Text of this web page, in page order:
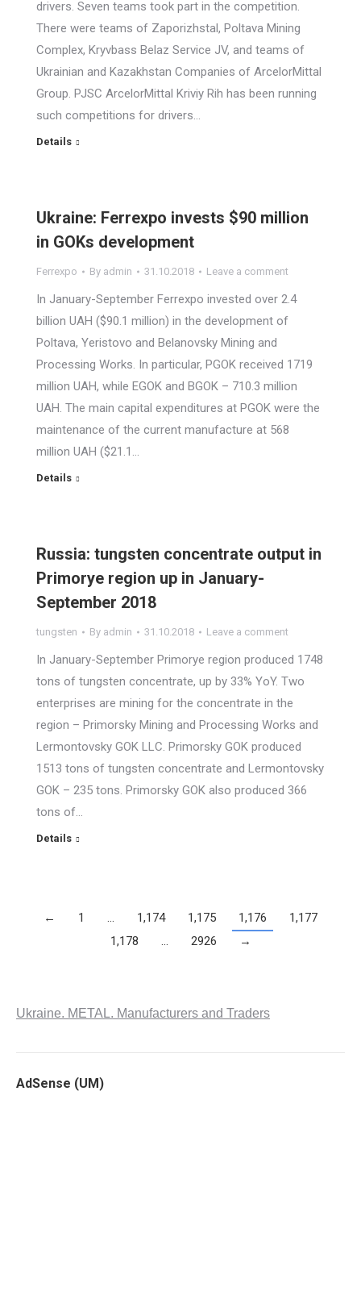
drivers. Seven teams took part in the competition.
There were teams of Zaporizhstal, Poltava Mining
Complex, Kryvbass Belaz Service JV, and teams of
Ukrainian and Kazakhstan Companies of ArcelorMittal
Group. PJSC ArcelorMittal Kriviy Rih has been running
such competitions for drivers…
Details
Ukraine: Ferrexpo invests $90 million
in GOKs development
Ferrexpo By admin 31.10.2018 Leave a comment
In January-September Ferrexpo invested over 2.4
billion UAH ($90.1 million) in the development of
Poltava, Yeristovo and Belanovsky Mining and
Processing Works. In particular, PGOK received 1719
million UAH, while EGOK and BGOK – 710.3 million
UAH. The main capital expenditures at PGOK were the
maintenance of the current manufacture at 568
million UAH ($21.1…
Details
Russia: tungsten concentrate output in
Primorye region up in January-
September 2018
tungsten By admin 31.10.2018 Leave a comment
In January-September Primorye region produced 1748
tons of tungsten concentrate, up by 33% YoY. Two
enterprises are mining for the concentrate in the
region – Primorsky Mining and Processing Works and
Lermontovsky GOK LLC. Primorsky GOK produced
1513 tons of tungsten concentrate and Lermontovsky
GOK – 235 tons. Primorsky GOK also produced 366
tons of…
Details
← 1 … 1,174 1,175 1,176
1,177
1,178
… 2926 →
Ukraine. METAL. Manufacturers and Traders
AdSense (UM)